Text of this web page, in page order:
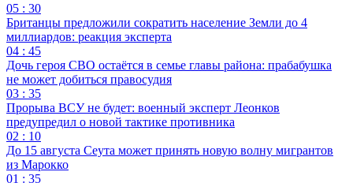
05 : 30
Британцы предложили сократить население Земли до 4
миллиардов: реакция эксперта
04 : 45
Дочь героя СВО остаётся в семье главы района: прабабушка
не может добиться правосудия
03 : 35
Прорыва ВСУ не будет: военный эксперт Леонков
предупредил о новой тактике противника
02 : 10
До 15 августа Сеута может принять новую волну мигрантов
из Марокко
01 : 35